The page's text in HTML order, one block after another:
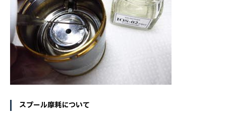
スプール摩耗について